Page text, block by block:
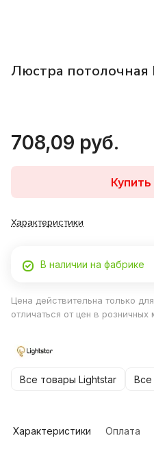
Люстра потолочная
708,09 руб.
Купить
Характеристики
В наличии на фабрике
Цена действительна только
отличаться от цен в розничных
Все товары Lightstar Все
Характеристики Оплата